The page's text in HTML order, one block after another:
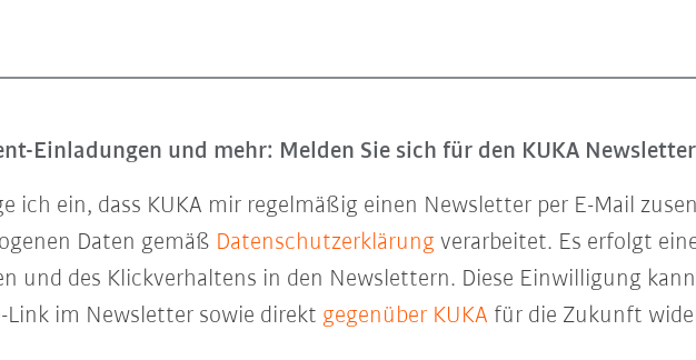
Einladungen und mehr: Melden Sie sich für den KUKA
ich ein, dass KUKA mir regelmäßig einen Newsletter per E-Mail
Daten gemäß Datenschutzerklärung verarbeitet. Es erfolgt
und des Klickverhaltens in den Newslettern. Diese Einwilligung
Link im Newsletter sowie direkt gegenüber KUKA für die Zukunft